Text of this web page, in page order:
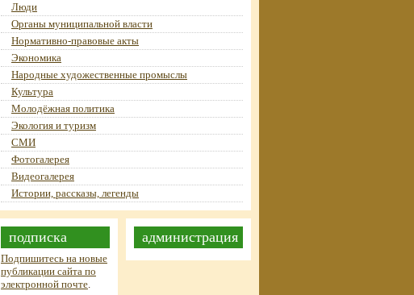
Люди
Органы муниципальной власти
Нормативно-правовые акты
Экономика
Народные художественные промыслы
Культура
Молодёжная политика
Экология и туризм
СМИ
Фотогалерея
Видеогалерея
Истории, рассказы, легенды
подписка
Подпишитесь на новые
публикации сайта по
электронной почте.
администрация